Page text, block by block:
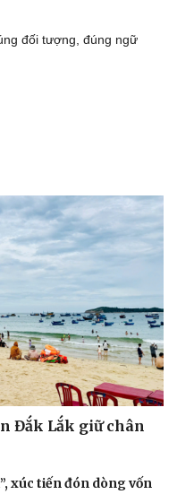
sống
Nhà đẹp
yêu - Gia đình
đối tượng, đúng ngữ
Đắk Lắk giữ chân
xúc tiến đón dòng vốn